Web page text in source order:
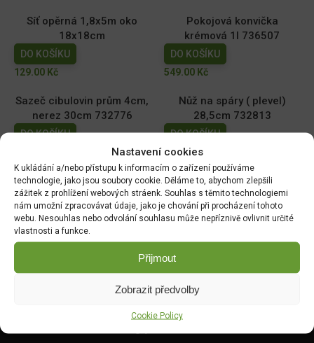
Nastavení cookies
K ukládání a/nebo přístupu k informacím o zařízení používáme
technologie, jako jsou soubory cookie. Děláme to, abychom zlepšili
zážitek z prohlížení webových stráenk. Souhlas s těmito technologiemi
nám umožní zpracovávat údaje, jako je chování při procházení tohoto
webu. Nesouhlas nebo odvolání souhlasu může nepříznivě ovlivnit určité
vlastnosti a funkce.
Přijmout
Zobrazit předvolby
Cookie Policy
Síť opěrná 1,8x5m oko
18x18cm
DO KOŠÍKU
129.00 Kč
Pokojová konvička
krémová 1l 736507
DO KOŠÍKU
549.00 Kč
Sazeč cibulovin prům 4cm,
nerez 30cm 732776
DO KOŠÍKU
Nůž na spáry ( plevel)
28,5cm 732813
DO KOŠÍKU
389.00Kč
Úzká lopatka nerez 33cm
732837
DO KOŠÍKU
369.00Kč
Sázecí kolík nerez 28cm
732790
DO KOŠÍKU
DOPRAVA ZDARMA OD 1500 KČ
Doprava objednávekod 1500 Kč,